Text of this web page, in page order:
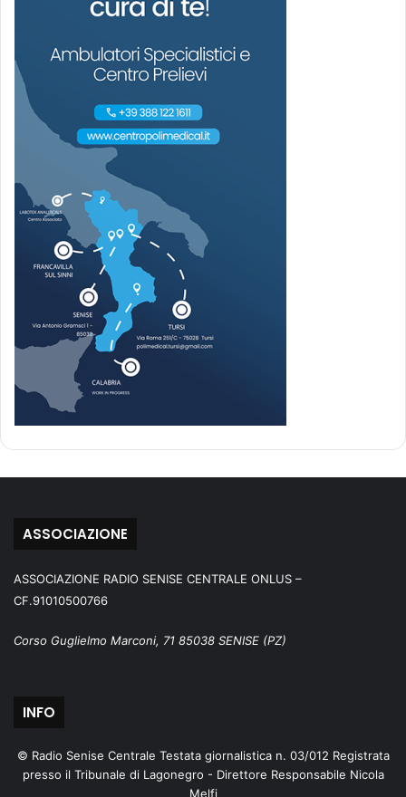
ASSOCIAZIONE
ASSOCIAZIONE RADIO SENISE CENTRALE ONLUS –
CF.91010500766
Corso Guglielmo Marconi, 71 85038 SENISE (PZ)
INFO
© Radio Senise Centrale Testata giornalistica n. 03/012 Registrata
presso il Tribunale di Lagonegro - Direttore Responsabile Nicola
Melfi